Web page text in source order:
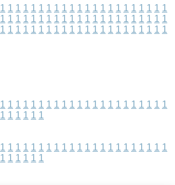
1 1 1 1 1 1 1 1 1 1 1 1 1 1 1 1 1 1 1 1 1 1
1 1 1 1 1 1 1 1 1 1 1 1 1 1 1 1 1 1 1 1 1 1
1 1 1 1 1 1 1 1 1 1 1 1 1 1 1 1 1 1 1 1 1 1
1 1 1 1 1 1 1 1 1 1 1 1 1 1 1 1 1 1 1 1 1 1
1 1 1 1 1 1
1 1 1 1 1 1 1 1 1 1 1 1 1 1 1 1 1 1 1 1 1 1
1 1 1 1 1 1